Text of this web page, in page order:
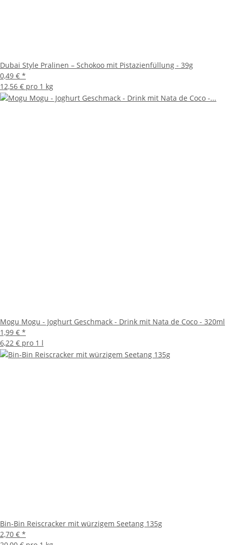
Dubai Style Pralinen – Schokoo mit Pistazienfüllung - 39g
0,49 € *
12,56 € pro 1 kg
Mogu Mogu - Joghurt Geschmack - Drink mit Nata de Coco - 320ml
1,99 € *
6,22 € pro 1 l
Bin-Bin Reiscracker mit würzigem Seetang 135g
2,70 € *